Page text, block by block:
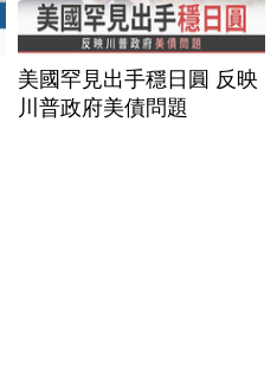
美國罕見出手穩日圓 反映
川普政府美債問題